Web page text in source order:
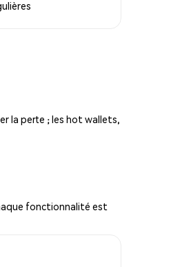
la perte ; les hot wallets,
fonctionnalité est